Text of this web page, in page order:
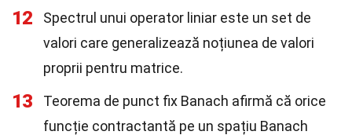
12
Spectrul unui operator liniar este un set de
valori care generalizează noțiunea de valori
proprii pentru matrice.
13
Teorema de punct fix Banach afirmă că orice
funcție contractantă pe un spațiu Banach